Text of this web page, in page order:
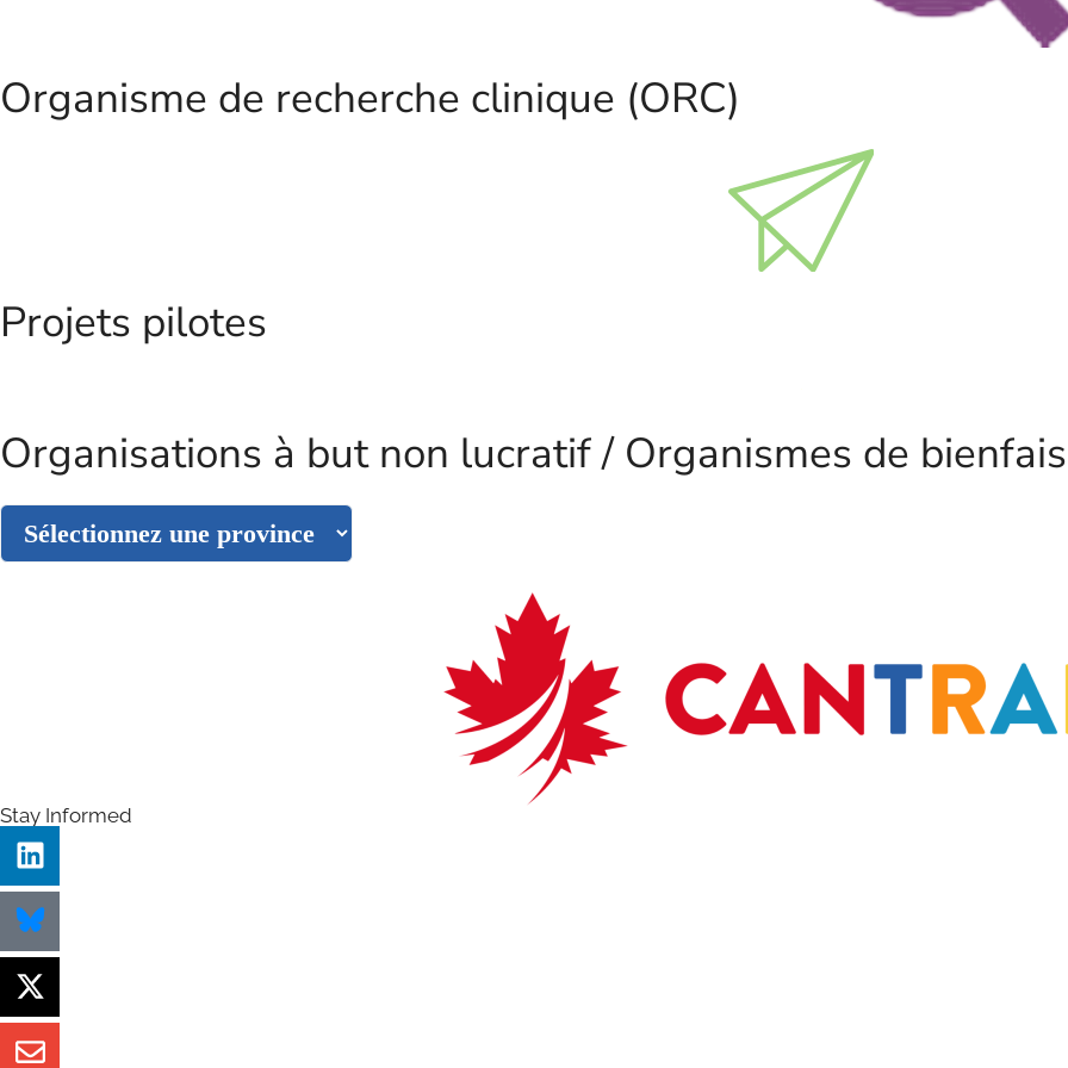
Organisme de recherche clinique (ORC)
Projets pilotes
Organisations à but non lucratif / Organismes de
Stay Informed